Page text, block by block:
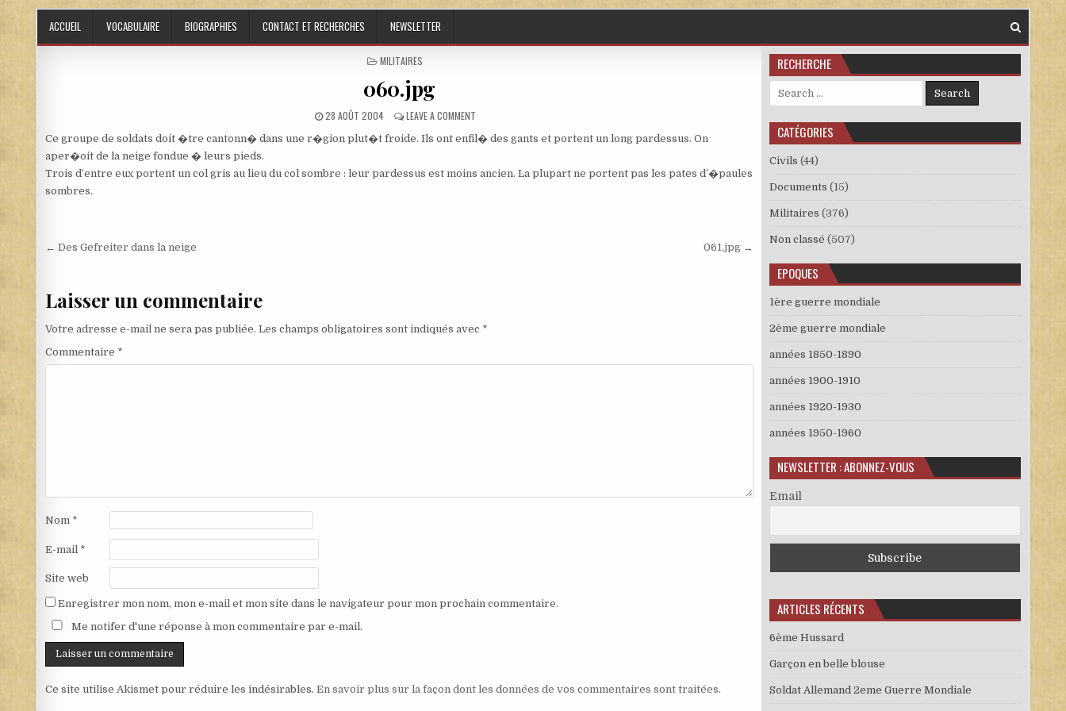
ACCUEIL VOCABULAIRE BIOGRAPHIES CONTACT ET RECHERCHES NEWSLETTER
POSTED IN
MILITAIRES
060.jpg
PUBLISHED DATE:
28 AOÛT 2004 LEAVE A COMMENTON 060.JPG
Ce groupe de soldats doit �tre cantonn� dans une r�gion plut�t froide. Ils ont enfil� des gants et portent un long pardessus. On
aper�oit de la neige fondue � leurs pieds.
Trois d’entre eux portent un col gris au lieu du col sombre : leur pardessus est moins ancien. La plupart ne portent pas les pates d’�paules
sombres.
Navigation de l’article
← Des Gefreiter dans la neige 061.jpg →
Laisser un commentaire
Votre adresse e-mail ne sera pas publiée. Les champs obligatoires sont indiqués avec *
Commentaire *
Nom *
E-mail *
Site web
Enregistrer mon nom, mon e-mail et mon site dans le navigateur pour mon prochain commentaire.
Me notifer d'une réponse à mon commentaire par e-mail.
Ce site utilise Akismet pour réduire les indésirables. En savoir plus sur la façon dont les données de vos commentaires sont traitées.
RECHERCHE
Search for:
CATÉGORIES
Civils (44)
Documents (15)
Militaires (376)
Non classé (507)
EPOQUES
1ère guerre mondiale
2ème guerre mondiale
années 1850-1890
années 1900-1910
années 1920-1930
années 1950-1960
NEWSLETTER : ABONNEZ-VOUS
Email
ARTICLES RÉCENTS
6ème Hussard
Garçon en belle blouse
Soldat Allemand 2eme Guerre Mondiale